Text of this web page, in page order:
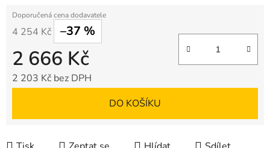
4 254 Kč –37 %
2 666 Kč
2 203 Kč bez DPH
DO KOŠÍKU